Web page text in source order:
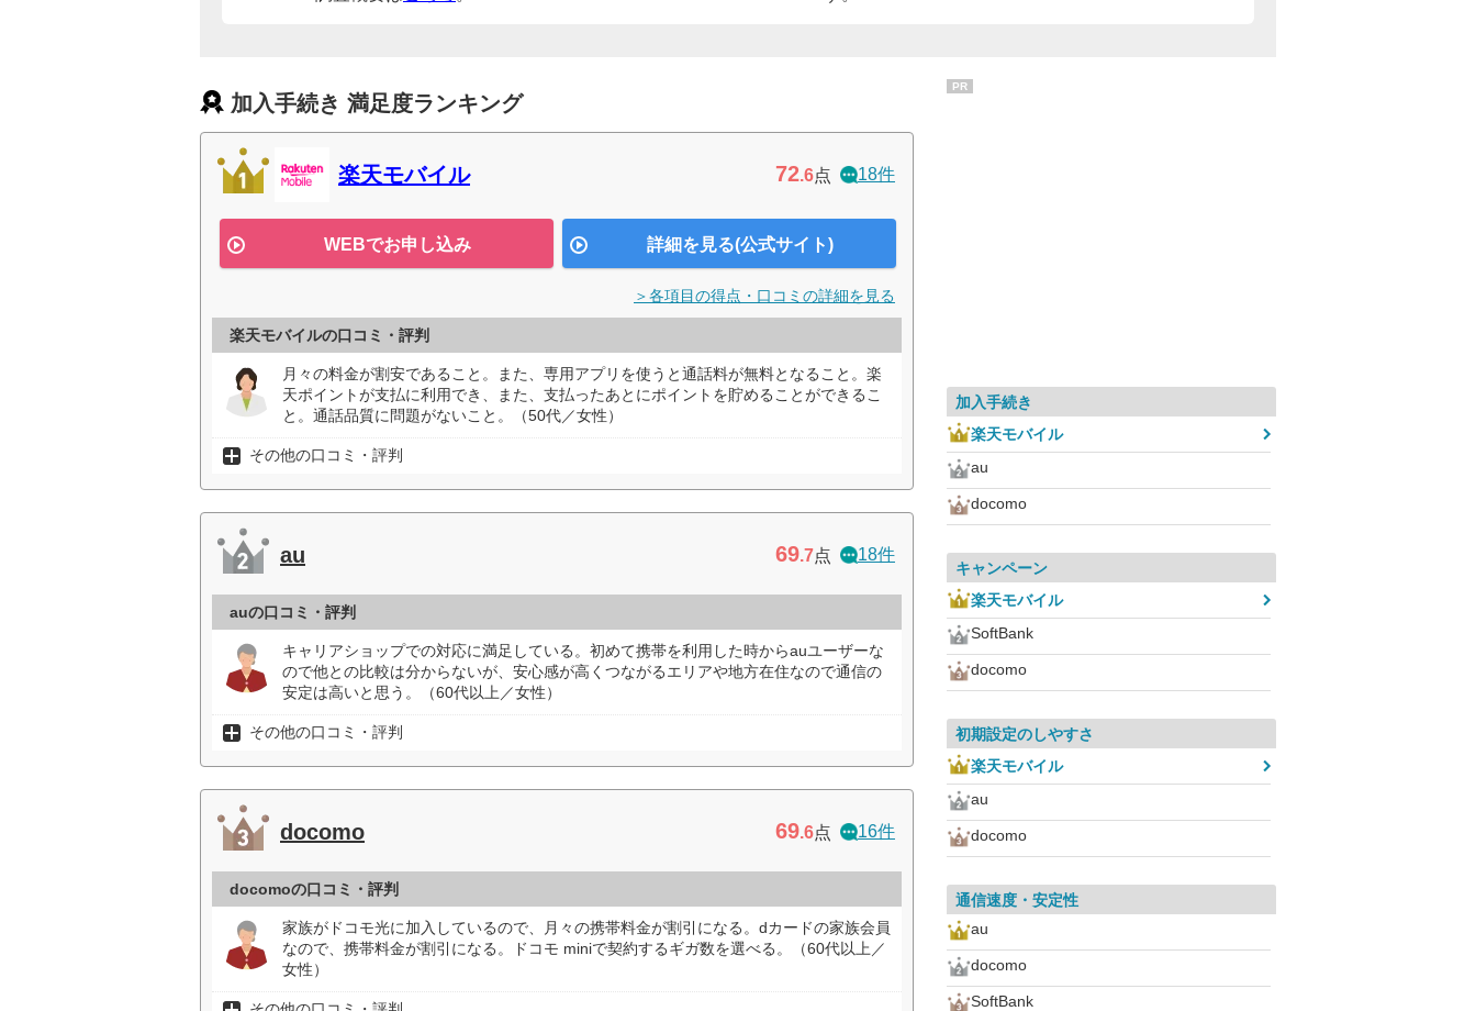
加入手続き 満足度ランキング
楽天モバイル 72.6点 18件
WEBでお申し込み 詳細を見る(公式サイト)
＞各項目の得点・口コミの詳細を見る
楽天モバイルの口コミ・評判
月々の料金が割安であること。また、専用アプリを使うと通話料が無料となること。楽
天ポイントが支払に利用でき、また、支払ったあとにポイントを貯めることができるこ
と。通話品質に問題がないこと。（50代／女性）
その他の口コミ・評判
au 69.7点 18件
auの口コミ・評判
キャリアショップでの対応に満足している。初めて携帯を利用した時からauユーザーな
ので他との比較は分からないが、安心感が高くつながるエリアや地方在住なので通信の
安定は高いと思う。（60代以上／女性）
その他の口コミ・評判
docomo 69.6点 16件
docomoの口コミ・評判
家族がドコモ光に加入しているので、月々の携帯料金が割引になる。dカードの家族会員
なので、携帯料金が割引になる。ドコモ miniで契約するギガ数を選べる。（60代以上／
女性）
PR
加入手続き
楽天モバイル
au
docomo
キャンペーン
楽天モバイル
SoftBank
docomo
初期設定のしやすさ
楽天モバイル
au
docomo
通信速度・安定性
au
docomo
SoftBank